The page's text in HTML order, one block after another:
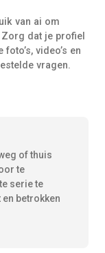
van ai om
dat je profiel
video’s en
vragen.
of thuis
te
serie te
betrokken